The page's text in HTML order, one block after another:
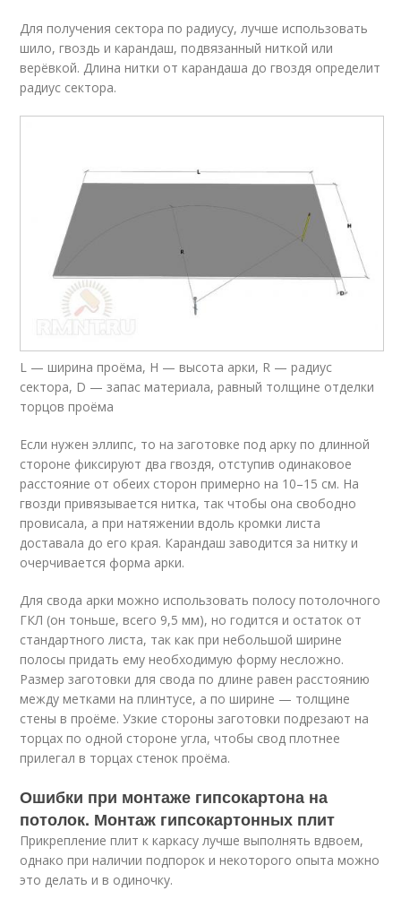
Для получения сектора по радиусу, лучше использовать
шило, гвоздь и карандаш, подвязанный ниткой или
верёвкой. Длина нитки от карандаша до гвоздя определит
радиус сектора.
L — ширина проёма, H — высота арки, R — радиус
сектора, D — запас материала, равный толщине отделки
торцов проёма
Если нужен эллипс, то на заготовке под арку по длинной
стороне фиксируют два гвоздя, отступив одинаковое
расстояние от обеих сторон примерно на 10–15 см. На
гвозди привязывается нитка, так чтобы она свободно
провисала, а при натяжении вдоль кромки листа
доставала до его края. Карандаш заводится за нитку и
очерчивается форма арки.
Для свода арки можно использовать полосу потолочного
ГКЛ (он тоньше, всего 9,5 мм), но годится и остаток от
стандартного листа, так как при небольшой ширине
полосы придать ему необходимую форму несложно.
Размер заготовки для свода по длине равен расстоянию
между метками на плинтусе, а по ширине — толщине
стены в проёме. Узкие стороны заготовки подрезают на
торцах по одной стороне угла, чтобы свод плотнее
прилегал в торцах стенок проёма.
Ошибки при монтаже гипсокартона на
потолок. Монтаж гипсокартонных плит
Прикрепление плит к каркасу лучше выполнять вдвоем,
однако при наличии подпорок и некоторого опыта можно
это делать и в одиночку.